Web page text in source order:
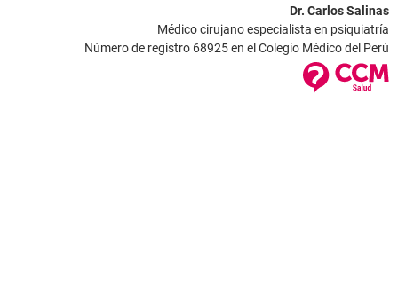
Dr. Carlos Salinas
Médico cirujano especialista en psiquiatría
Número de registro 68925 en el Colegio Médico del Perú